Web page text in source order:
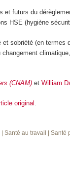
futurs du
(hygiène
sobriété (en
(CNAM) etWilliam
original
| Santé au travail | Santé